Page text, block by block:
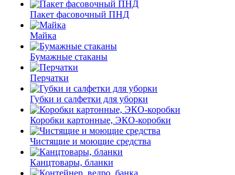
Пакет фасовочный ПНД
Майка
Бумажные стаканы
Перчатки
Губки и салфетки для уборки
Коробки картонные, ЭКО-коробки
Чистящие и моющие средства
Канцтовары, бланки